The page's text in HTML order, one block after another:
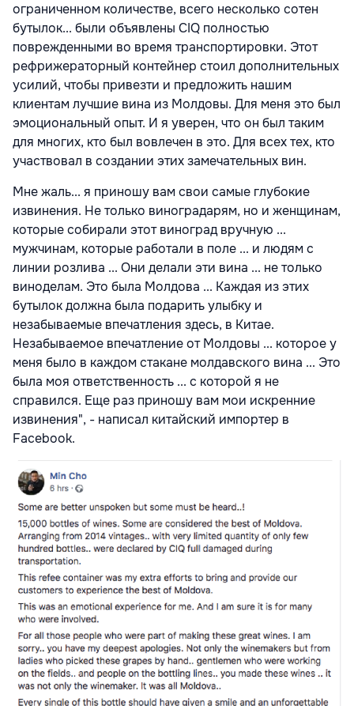
ограниченном количестве, всего несколько сотен
бутылок... были объявлены CIQ полностью
поврежденными во время транспортировки. Этот
рефрижераторный контейнер стоил дополнительных
усилий, чтобы привезти и предложить нашим
клиентам лучшие вина из Молдовы. Для меня это был
эмоциональный опыт. И я уверен, что он был таким
для многих, кто был вовлечен в это. Для всех тех, кто
участвовал в создании этих замечательных вин.
Мне жаль... я приношу вам свои самые глубокие
извинения. Не только виноградарям, но и женщинам,
которые собирали этот виноград вручную ...
мужчинам, которые работали в поле ... и людям с
линии розлива ... Они делали эти вина ... не только
виноделам. Это была Молдова ... Каждая из этих
бутылок должна была подарить улыбку и
незабываемые впечатления здесь, в Китае.
Незабываемое впечатление от Молдовы ... которое у
меня было в каждом стакане молдавского вина ... Это
была моя ответственность ... с которой я не
справился. Еще раз приношу вам мои искренние
извинения", - написал китайский импортер в
Facebook.